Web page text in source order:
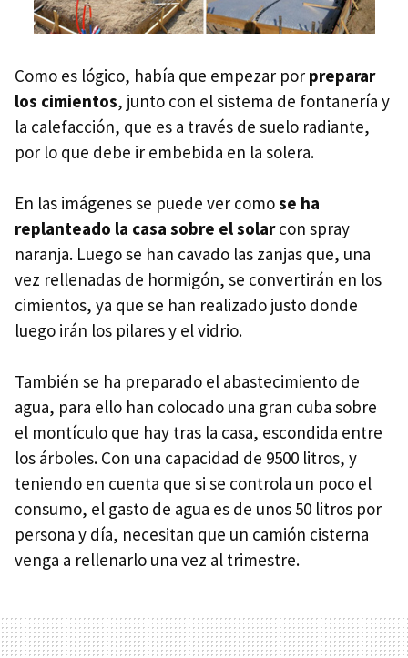
Como es lógico, había que empezar por preparar
los cimientos, junto con el sistema de fontanería y
la calefacción, que es a través de suelo radiante,
por lo que debe ir embebida en la solera.
En las imágenes se puede ver comose ha
replanteado la casa sobre el solarcon spray
naranja. Luego se han cavado las zanjas que, una
vez rellenadas de hormigón, se convertirán en los
cimientos, ya que se han realizado justo donde
luego irán los pilares y el vidrio.
También se ha preparado el abastecimiento de
agua, para ello han colocado una gran cuba sobre
el montículo que hay tras la casa, escondida entre
los árboles. Con una capacidad de 9500 litros, y
teniendo en cuenta que si se controla un poco el
consumo, el gasto de agua es de unos 50 litros por
persona y día, necesitan que un camión cisterna
venga a rellenarlo una vez al trimestre.